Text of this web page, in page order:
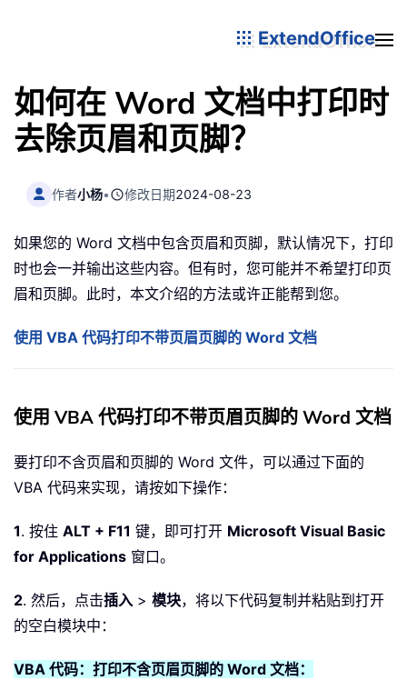
ExtendOffice
如何在 Word 文档中打印时
去除页眉和页脚？
作者小杨• 修改日期2024-08-23
如果您的 Word 文档中包含页眉和页脚，默认情况下，打印
时也会一并输出这些内容。但有时，您可能并不希望打印页
眉和页脚。此时，本文介绍的方法或许正能帮到您。
使用 VBA 代码打印不带页眉页脚的 Word 文档
使用 VBA 代码打印不带页眉页脚的 Word 文档
要打印不含页眉和页脚的 Word 文件，可以通过下面的
VBA 代码来实现，请按如下操作：
1. 按住 ALT + F11 键，即可打开 Microsoft Visual Basic
for Applications 窗口。
2. 然后，点击插入 > 模块，将以下代码复制并粘贴到打开
的空白模块中：
VBA 代码：打印不含页眉页脚的 Word 文档：